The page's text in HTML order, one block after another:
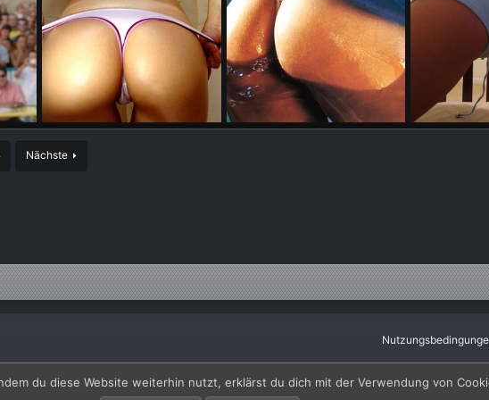
5559687532 m
Warstein0r
Nächste
du diese Website weiterhin nutzt, erklärst du dich mit der Verwendung von